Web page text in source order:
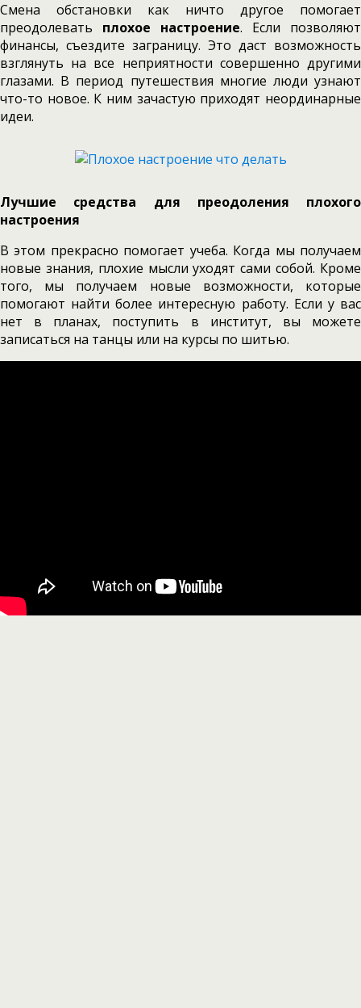
Смена обстановки как ничто другое помогает
преодолевать плохое настроение. Если позволяют
финансы, съездите заграницу. Это даст возможность
взглянуть на все неприятности совершенно другими
глазами. В период путешествия многие люди узнают
что-то новое. К ним зачастую приходят неординарные
идеи.
Лучшие средства для преодоления плохого
настроения
В этом прекрасно помогает учеба. Когда мы получаем
новые знания, плохие мысли уходят сами собой. Кроме
того, мы получаем новые возможности, которые
помогают найти более интересную работу. Если у вас
нет в планах, поступить в институт, вы можете
записаться на танцы или на курсы по шитью.